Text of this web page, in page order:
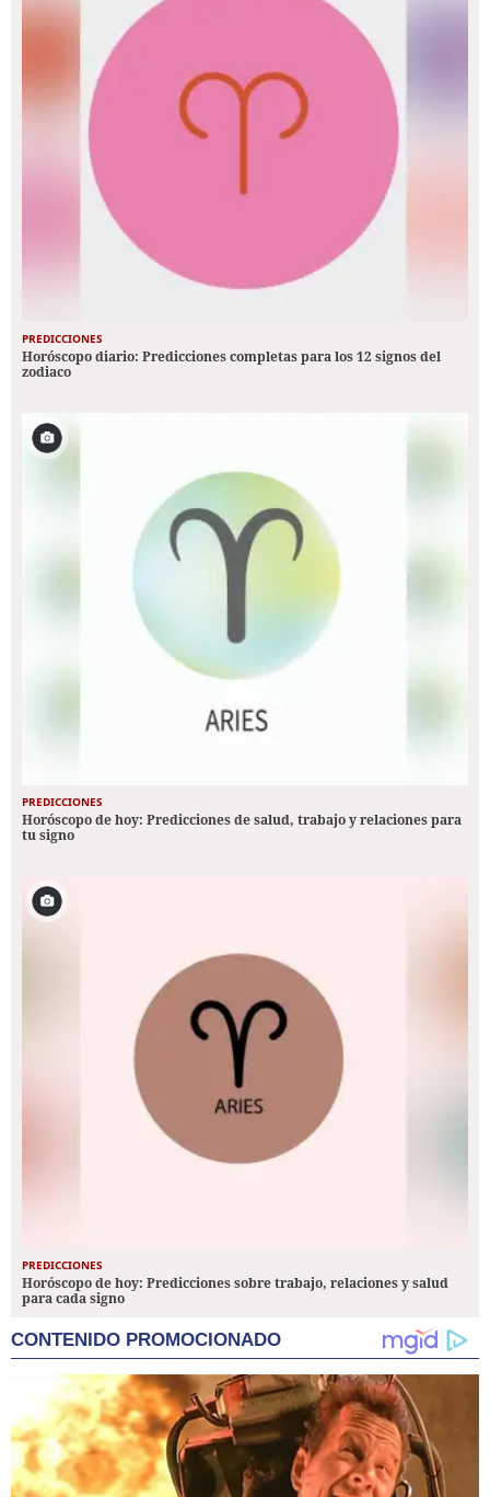
PREDICCIONES
Horóscopo diario: Predicciones completas para los 12 signos del
zodiaco
PREDICCIONES
Horóscopo de hoy: Predicciones de salud, trabajo y relaciones para
tu signo
PREDICCIONES
Horóscopo de hoy: Predicciones sobre trabajo, relaciones y salud
para cada signo
CONTENIDO PROMOCIONADO